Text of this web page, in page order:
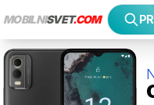
MOBILNISVET.COM